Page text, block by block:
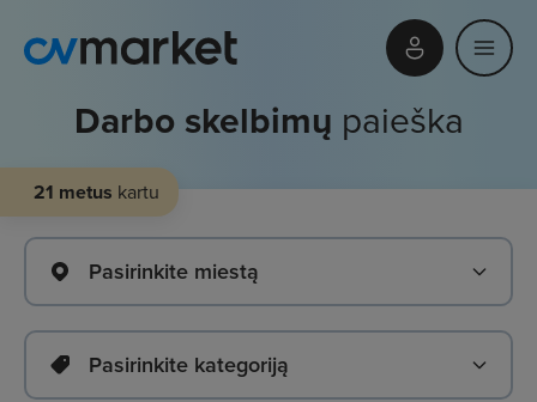
Darbo skelbimų paieška
21 metus kartu
Pasirinkite miestą
Pasirinkite kategoriją